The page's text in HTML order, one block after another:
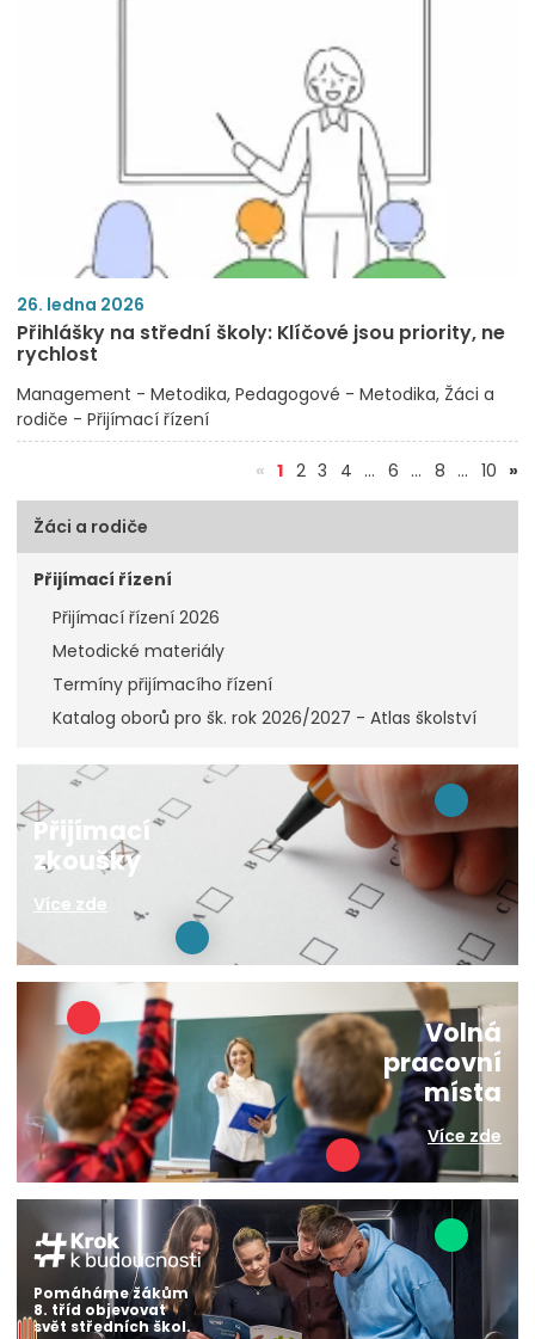
26. ledna 2026
Přihlášky na střední školy: Klíčové jsou priority, ne
rychlost
Management - Metodika Pedagogové - Metodika Žáci a
rodiče - Přijímací řízení
« 1(aktuální)
2 3 4 … 6 … 8 … 10 »
Žáci a rodiče
Přijímací řízení
Přijímací řízení 2026
Metodické materiály
Termíny přijímacího řízení
Katalog oborů pro šk. rok 2026/2027 - Atlas školství
Přijímací
zkoušky
Více zde
Volná
pracovní
místa
Více zde
Pomáháme žákům
8. tříd objevovat
svět středních škol.